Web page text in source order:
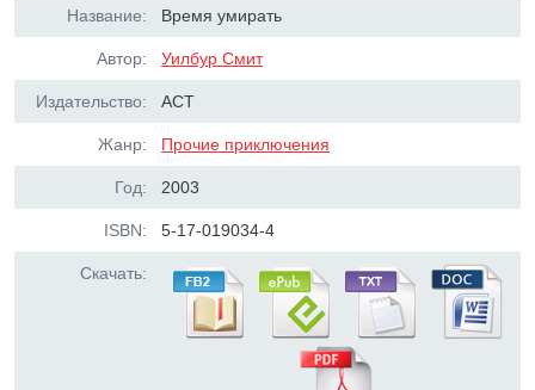
Название: Время умирать
Автор: Уилбур Смит
Издательство: АСТ
Жанр: Прочие приключения
Год: 2003
ISBN: 5-17-019034-4
Скачать: